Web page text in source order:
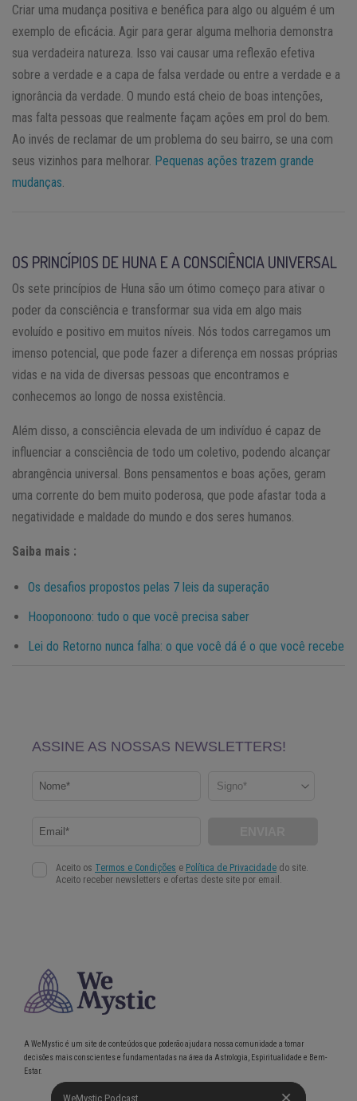
Criar uma mudança positiva e benéfica para algo ou alguém é um
exemplo de eficácia. Agir para gerar alguma melhoria demonstra
sua verdadeira natureza. Isso vai causar uma reflexão efetiva
sobre a verdade e a capa de falsa verdade ou entre a verdade e a
ignorância da verdade. O mundo está cheio de boas intenções,
mas falta pessoas que realmente façam ações em prol do bem.
Ao invés de reclamar de um problema do seu bairro, se una com
seus vizinhos para melhorar. Pequenas ações trazem grande
mudanças.
OS PRINCÍPIOS DE HUNA E A CONSCIÊNCIA UNIVERSAL
Os sete princípios de Huna são um ótimo começo para ativar o
poder da consciência e transformar sua vida em algo mais
evoluído e positivo em muitos níveis. Nós todos carregamos um
imenso potencial, que pode fazer a diferença em nossas próprias
vidas e na vida de diversas pessoas que encontramos e
conhecemos ao longo de nossa existência.
Além disso, a consciência elevada de um indivíduo é capaz de
influenciar a consciência de todo um coletivo, podendo alcançar
abrangência universal. Bons pensamentos e boas ações, geram
uma corrente do bem muito poderosa, que pode afastar toda a
negatividade e maldade do mundo e dos seres humanos.
Saiba mais :
Os desafios propostos pelas 7 leis da superação
Hooponoono: tudo o que você precisa saber
Lei do Retorno nunca falha: o que você dá é o que você recebe
WeMystic Podcast
A WeMystic é um site de conteúdos que poderão ajudar a nossa comunidade a tomar
decisões mais conscientes e fundamentadas na área da Astrologia, Espiritualidade e Bem-
Estar.
WeMystic Podcast